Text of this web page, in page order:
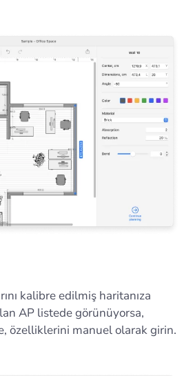
kalibre edilmiş haritanıza
AP listede görünüyorsa,
özelliklerini manuel olarak girin.